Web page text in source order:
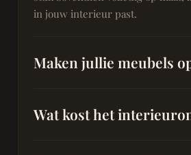
in jouw interieur past.
Maken jullie meubels
Wat kost het